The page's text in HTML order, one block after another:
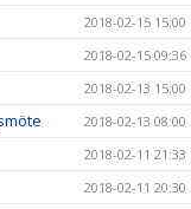
2018-02-15 15:00
2018-02-15 09:36
2018-02-13 15:00
2018-02-13 08:00
2018-02-11 21:33
2018-02-11 20:30